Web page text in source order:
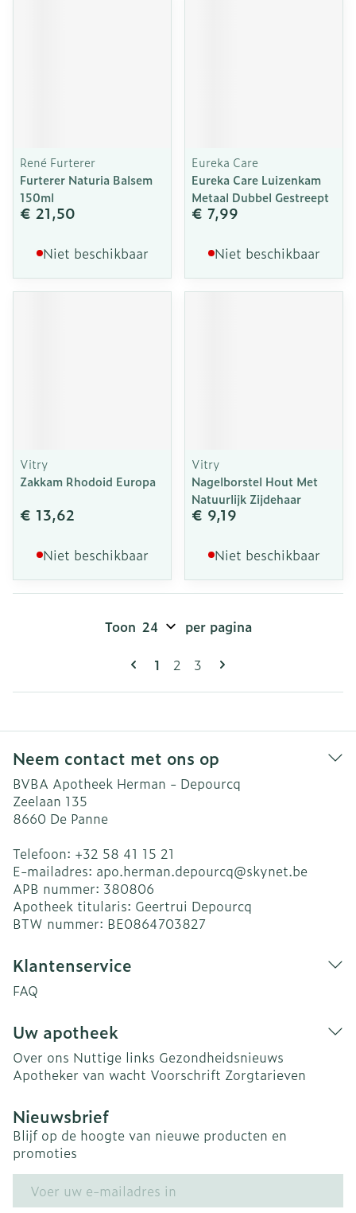
René Furterer
Furterer Naturia Balsem
150ml
€ 21,50
Niet beschikbaar
Eureka Care
Eureka Care Luizenkam
Metaal Dubbel Gestreept
€ 7,99
Niet beschikbaar
Vitry
Zakkam Rhodoid Europa
€ 13,62
Niet beschikbaar
Vitry
Nagelborstel Hout Met
Natuurlijk Zijdehaar
€ 9,19
Niet beschikbaar
Pagina's
U lees momenteel pagina
1 Pagina
2 Pagina
3
Toon per pagina
Neem contact met ons op
BVBA Apotheek Herman - Depourcq
Zeelaan 135
8660 De Panne
Telefoon: +32 58 41 15 21
E-mailadres: apo.herman.depourcq@skynet.be
APB nummer: 380806
Apotheek titularis: Geertrui Depourcq
BTW nummer: BE0864703827
Klantenservice
FAQ
Uw apotheek
Over ons Nuttige links Gezondheidsnieuws
Apotheker van wacht Voorschrift Zorgtarieven
Nieuwsbrief
Blijf op de hoogte van nieuwe producten en
promoties